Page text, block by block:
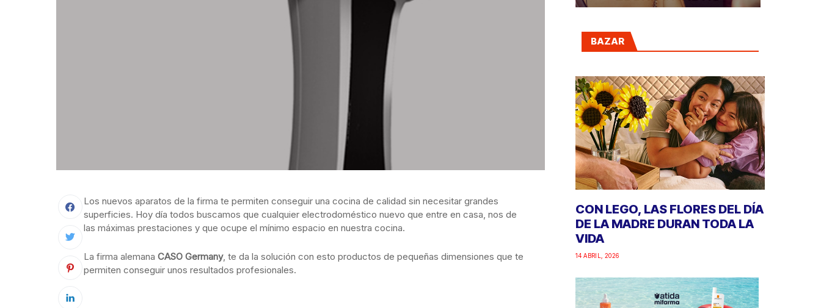
Los nuevos aparatos de la firma te permiten conseguir una cocina de calidad sin necesitar grandes
superficies. Hoy día todos buscamos que cualquier electrodoméstico nuevo que entre en casa, nos de
las máximas prestaciones y que ocupe el mínimo espacio en nuestra cocina.
La firma alemana CASO Germany, te da la solución con esto productos de pequeñas dimensiones que te
permiten conseguir unos resultados profesionales.
BAZAR
CON LEGO, LAS FLORES DEL DÍA
DE LA MADRE DURAN TODA LA
VIDA
14 ABRIL, 2026